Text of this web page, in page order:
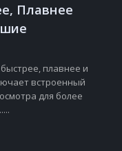
Плавнее
плавнее и
встроенный
для более